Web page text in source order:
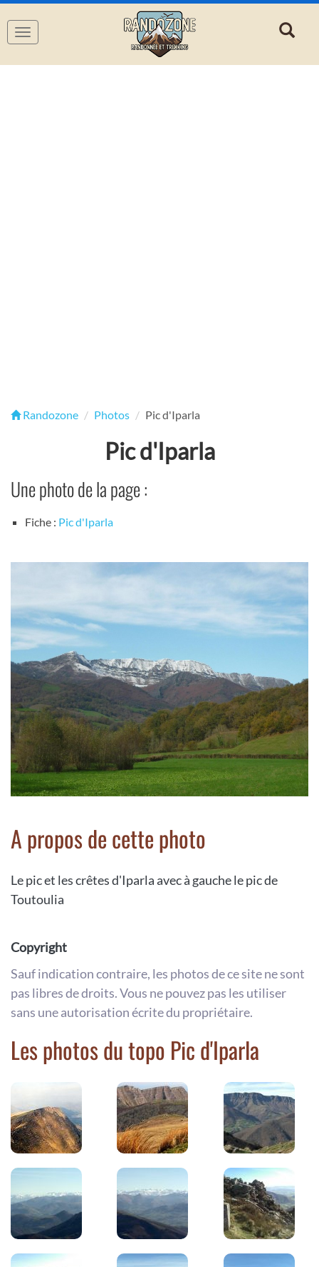
Navigation
Randozone Photos Pic d'Iparla
Pic d'Iparla
Une photo de la page :
Fiche : Pic d'Iparla
A propos de cette photo
Le pic et les crêtes d'Iparla avec à gauche le pic de
Toutoulia
Copyright
Sauf indication contraire, les photos de ce site ne sont
pas libres de droits. Vous ne pouvez pas les utiliser
sans une autorisation écrite du propriétaire.
Les photos du topo Pic d'Iparla